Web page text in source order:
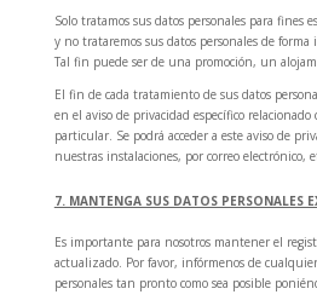
Solo tratamos sus datos personales para fines
y no trataremos sus datos personales de
Tal fin puede ser de una promoción, un
El fin de cada tratamiento de sus datos
en el aviso de privacidad específico
particular. Se podrá acceder a este aviso de
nuestras instalaciones, por correo electrónico,
7. MANTENGA SUS DATOS PERSONALES
Es importante para nosotros mantener el
actualizado. Por favor, infórmenos de
personales tan pronto como sea posible